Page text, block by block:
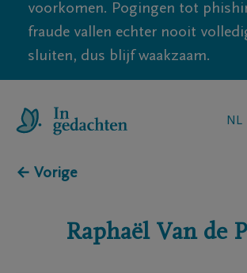
voorkomen. Pogingen tot
fraude vallen echter nooit
sluiten, dus blijf waakzaam.
NL
← Vorige
Raphaël Van de